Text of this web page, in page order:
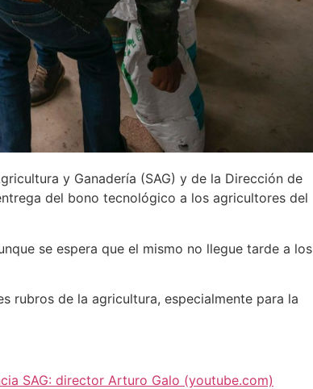
y Ganadería (SAG) y de la Dirección de
del bono tecnológico a los agricultores del
se espera que el mismo no llegue tarde a los
rubros de la agricultura, especialmente para la
SAG: director Arturo Galo (youtube.com)